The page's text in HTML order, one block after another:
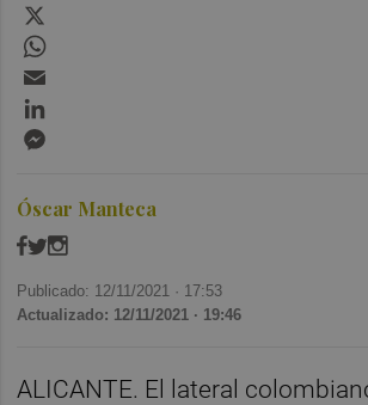
Óscar Manteca
Publicado: 12/11/2021 · 17:53
Actualizado: 12/11/2021 · 19:46
ALICANTE. El lateral